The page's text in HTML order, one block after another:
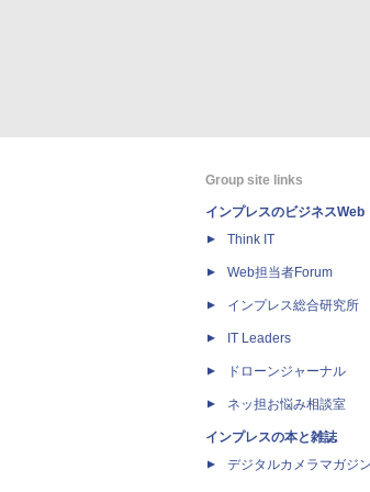
Group site links
インプレスのビジネスWeb
Think IT
Web担当者Forum
インプレス総合研究所
IT Leaders
ドローンジャーナル
ネッ担お悩み相談室
インプレスの本と雑誌
デジタルカメラマガジン